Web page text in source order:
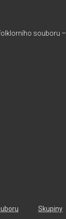
souboru –
Skupiny